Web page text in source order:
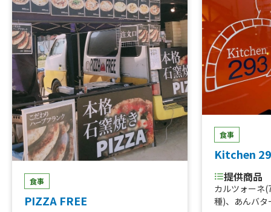
食事
PIZZA FREE
食事
Kitchen
提供商品
カルツォーネ
種)、あんバタ